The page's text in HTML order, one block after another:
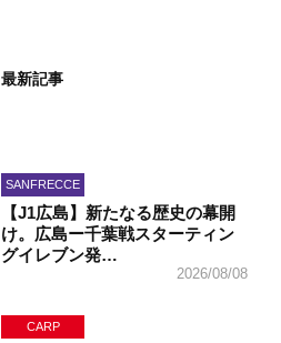
最新記事
SANFRECCE
【J1広島】新たなる歴史の幕開
け。広島ー千葉戦スターティン
グイレブン発…
2026/08/08
CARP